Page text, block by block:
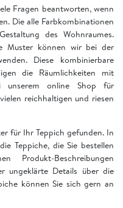
Fragen beantworten, wenn
Die alle Farbkombinationen
des Wohnraumes.
Muster können wir bei der
Diese kombinierbare
die Räumlichkeiten mit
unserem online Shop für
reichhaltigen und riesen
für Ihr Teppich gefunden. In
Teppiche, die Sie bestellen
Produkt-Beschreibungen
ungeklärte Details über die
können Sie sich gern an